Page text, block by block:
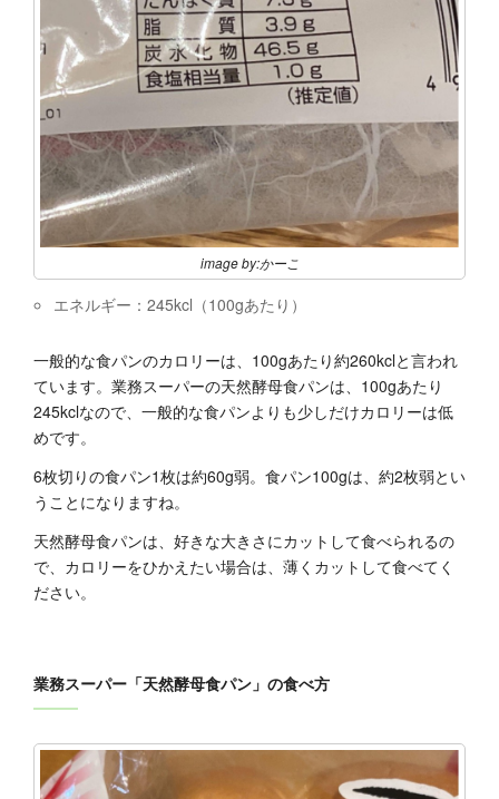
image by:かーこ
エネルギー：245kcl（100gあたり）
一般的な食パンのカロリーは、100gあたり約260kclと言われ
ています。業務スーパーの天然酵母食パンは、100gあたり
245kclなので、一般的な食パンよりも少しだけカロリーは低
めです。
6枚切りの食パン1枚は約60g弱。食パン100gは、約2枚弱とい
うことになりますね。
天然酵母食パンは、好きな大きさにカットして食べられるの
で、カロリーをひかえたい場合は、薄くカットして食べてく
ださい。
業務スーパー「天然酵母食パン」の食べ方